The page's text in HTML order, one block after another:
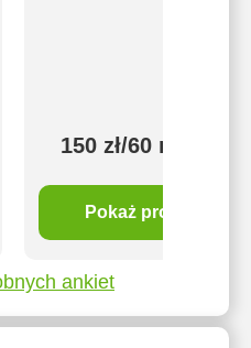
150 zł/60 min
Pokaż profil
ankiet